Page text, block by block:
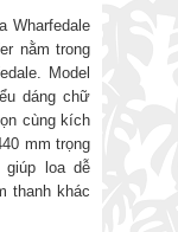
Wharfedale
nằm trong
Model
dáng chữ
cùng kích
mm trọng
giúp loa dễ
thanh khác